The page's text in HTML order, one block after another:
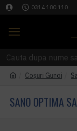
0314 100 110
Coşuri Gunoi
SANO OPTIMA